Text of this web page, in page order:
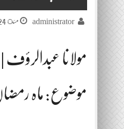
administrator مئ 24, 2018
مولانا عبدالرؤف |
موضوع: ماہ